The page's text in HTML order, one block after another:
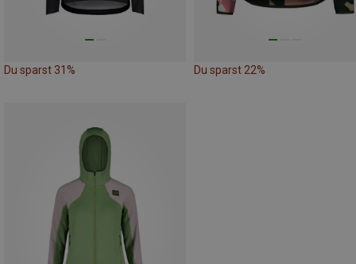
Du sparst 31% Du sparst 22%